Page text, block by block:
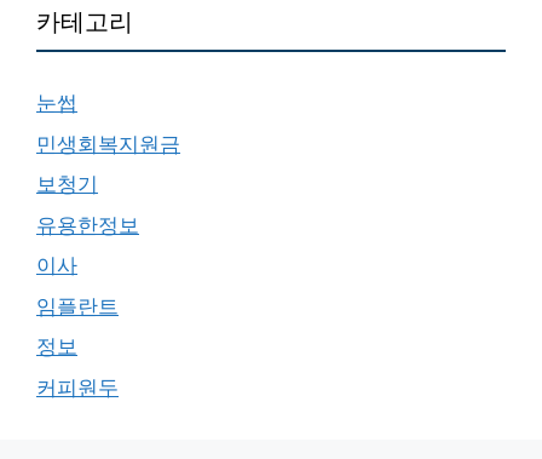
카테고리
눈썹
민생회복지원금
보청기
유용한정보
이사
임플란트
정보
커피원두